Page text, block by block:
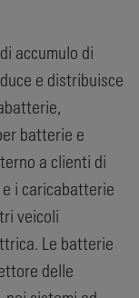
accumulo di
e distribuisce
batterie e
a clienti di
i caricabatterie
veicoli
Le batterie
delle